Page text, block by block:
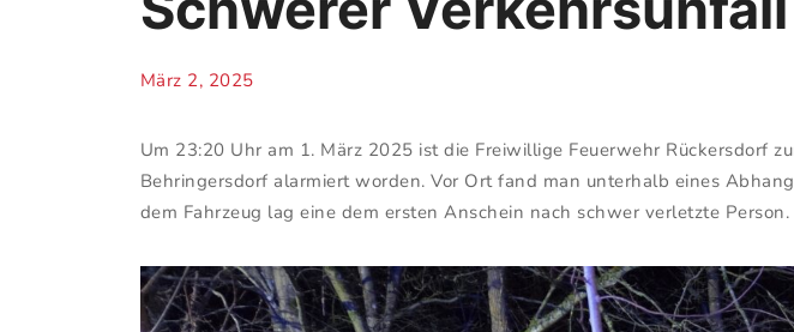
März 2, 2025
Um 23:20 Uhr am 1. März 2025 ist die Freiwillige Feuerwehr Rückersdorf
Behringersdorf alarmiert worden. Vor Ort fand man unterhalb eines
dem Fahrzeug lag eine dem ersten Anschein nach schwer verletzte Person.